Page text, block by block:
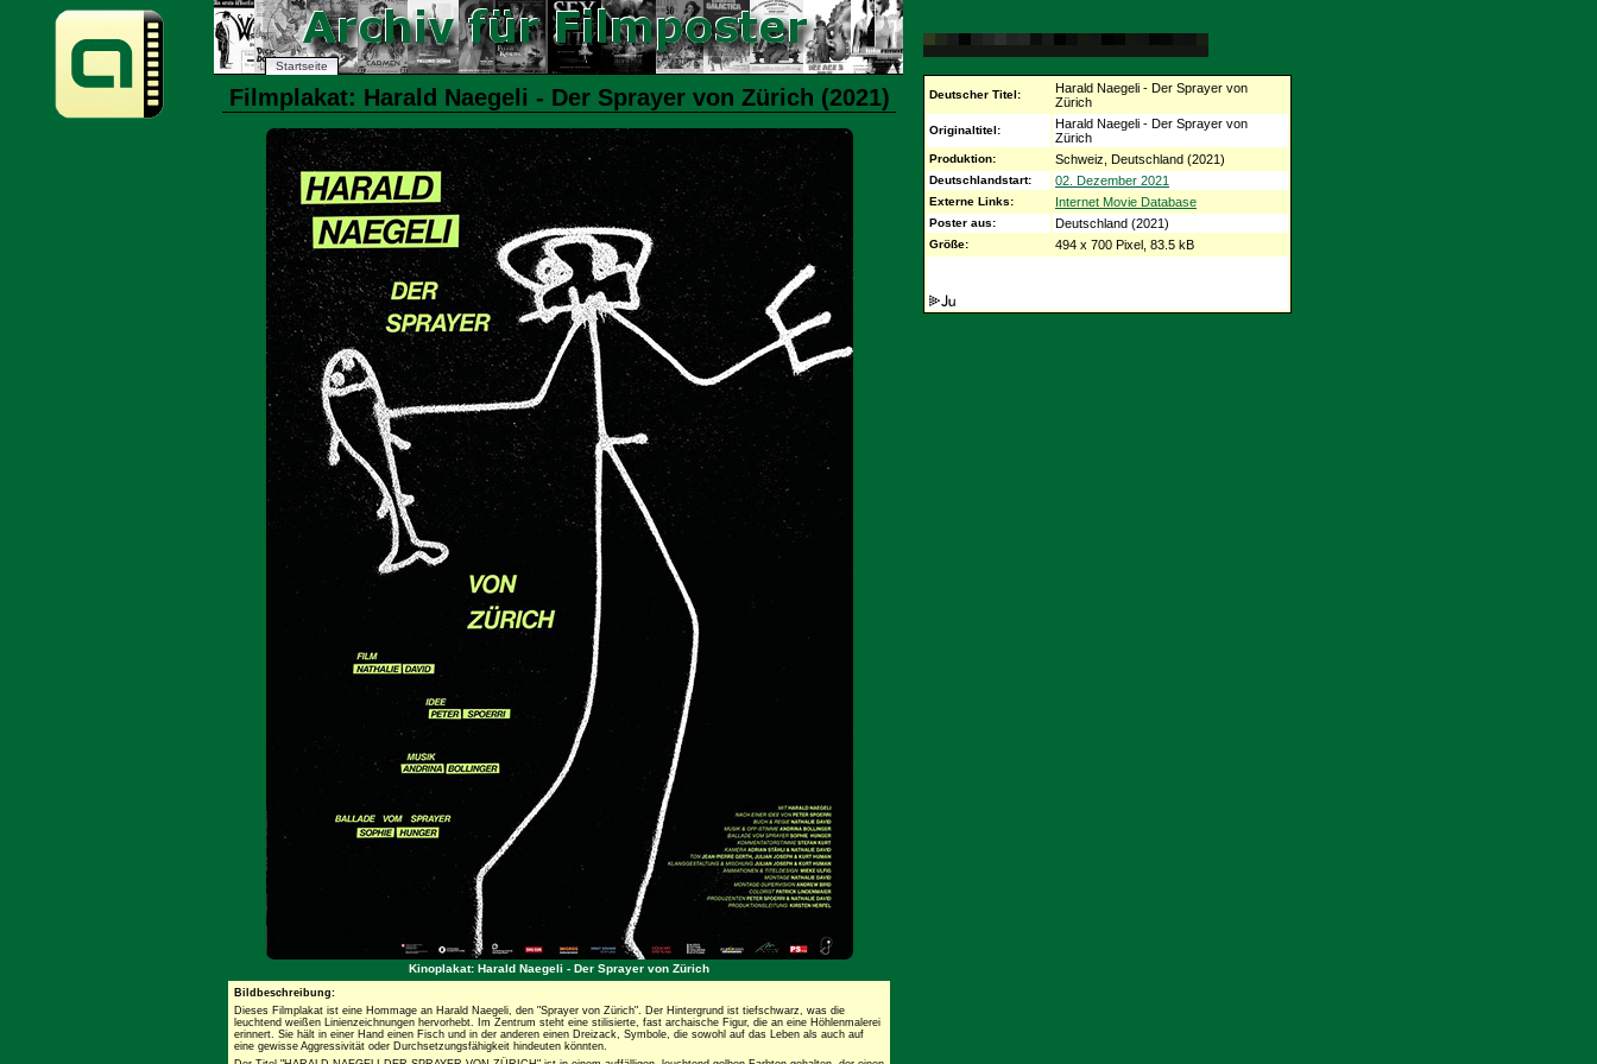
Startseite
Filmplakat: Harald Naegeli - Der Sprayer von Zürich (2021)
Kinoplakat: Harald Naegeli - Der Sprayer von Zürich
Deutscher Titel:
Harald Naegeli - Der Sprayer von
Zürich
Originaltitel:
Harald Naegeli - Der Sprayer von
Zürich
Produktion: Schweiz, Deutschland (2021)
Deutschlandstart: 02. Dezember 2021
Externe Links: Internet Movie Database
Poster aus: Deutschland (2021)
Größe: 494 x 700 Pixel, 83.5 kB
Bildbeschreibung:
Dieses Filmplakat ist eine Hommage an Harald Naegeli, den "Sprayer von Zürich". Der Hintergrund ist tiefschwarz, was die
leuchtend weißen Linienzeichnungen hervorhebt. Im Zentrum steht eine stilisierte, fast archaische Figur, die an eine Höhlenmalerei
erinnert. Sie hält in einer Hand einen Fisch und in der anderen einen Dreizack, Symbole, die sowohl auf das Leben als auch auf
eine gewisse Aggressivität oder Durchsetzungsfähigkeit hindeuten könnten.